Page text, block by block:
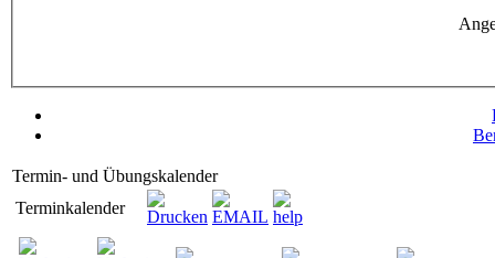
Termin- und Übungskalender
Terminkalender